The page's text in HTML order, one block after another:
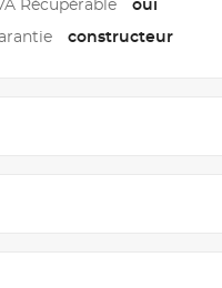
Récupérable oui
constructeur